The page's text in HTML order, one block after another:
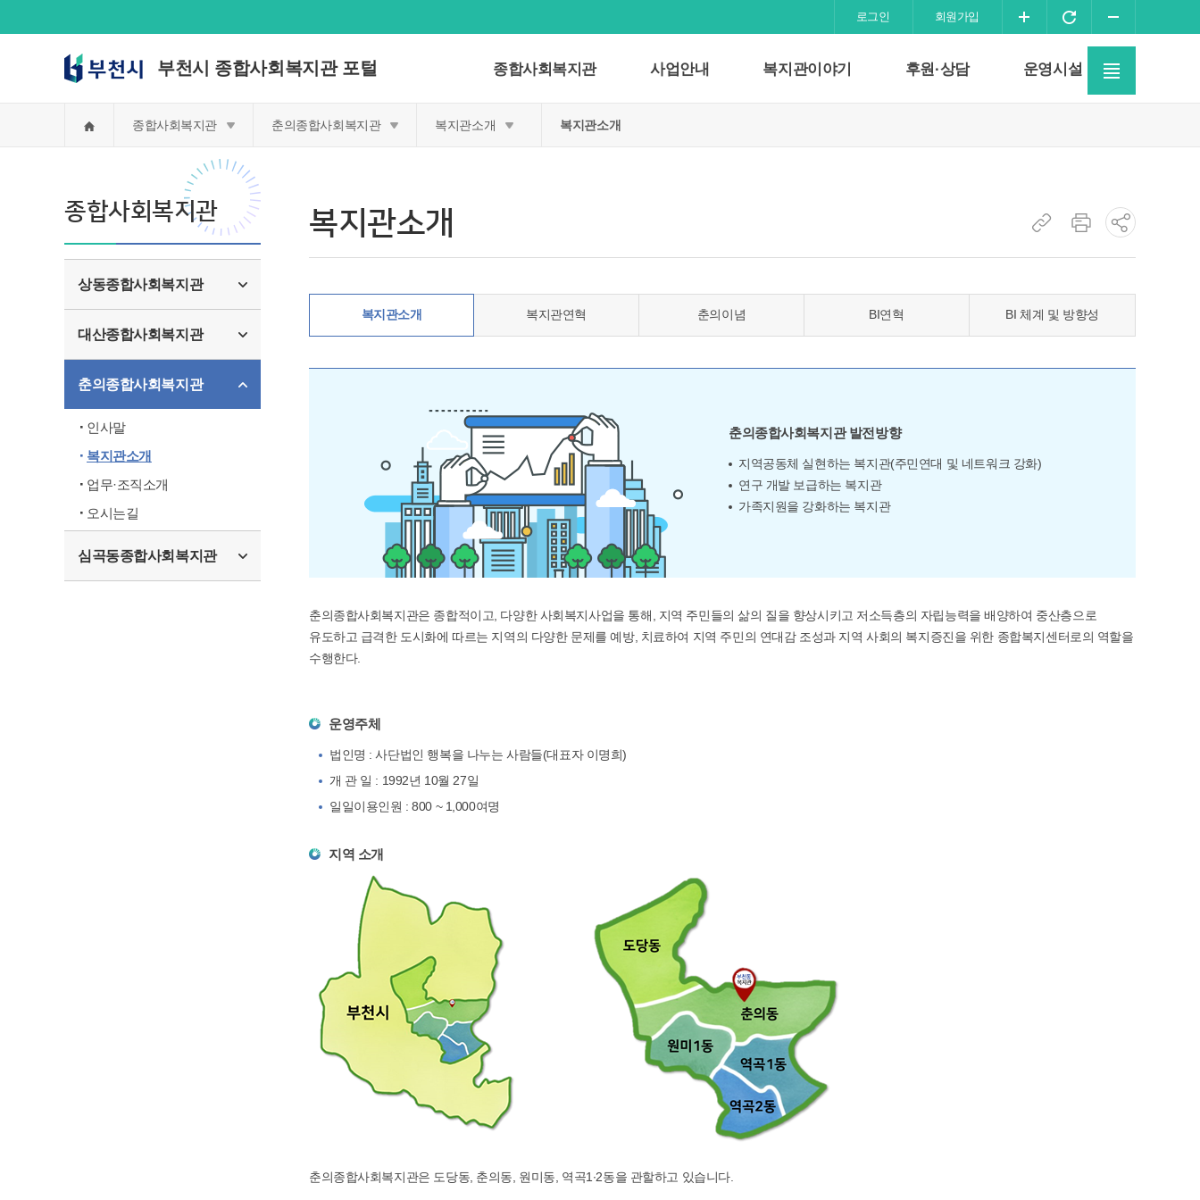
부천시 종합사회복지관 포털
로그인 회원가입
화
면
대
화
면
기
화
화
면
소
종합사회복지관 사업안내 복지관이야기 후원·상담 운영시설
트
종합사회복지관 춘의종합사회복지관 복지관소개 복지관소개
종합사회복지관
상동종합사회복지관
대산종합사회복지관
춘의종합사회복지관
인사말
복지관소개
업무·조직소개
오시는길
심곡동종합사회복지관
복지관소개
이
지
주
현
이
지
인
소
트
크
복지관소개 복지관연혁 춘의이념 BI연혁 BI 체계 및 방향성
춘의종합사회복지관 발전방향
지역공동체 실현하는 복지관(주민연대 및 네트워크 강화)
연구 개발 보급하는 복지관
가족지원을 강화하는 복지관
춘의종합사회복지관은 종합적이고, 다양한 사회복지사업을 통해, 지역 주민들의 삶의 질을 향상시키고 저소득층의 자립능력을 배양하여 중산층으로
유도하고 급격한 도시화에 따르는 지역의 다양한 문제를 예방, 치료하여 지역 주민의 연대감 조성과 지역 사회의 복지증진을 위한 종합복지센터로의 역할을
수행한다.
운영주체
법인명 : 사단법인 행복을 나누는 사람들(대표자 이명희)
개 관 일 : 1992년 10월 27일
일일이용인원 : 800 ~ 1,000여명
지역 소개
춘의종합사회복지관은 도당동, 춘의동, 원미동, 역곡1∙2동을 관할하고 있습니다.